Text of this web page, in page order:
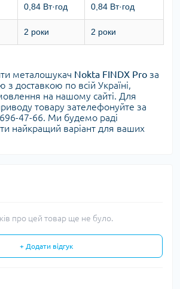
0,84 Вт·год 0,84 Вт·год
2 роки 2 роки
металошукач Nokta FINDX Pro за
з доставкою по всій Україні,
на нашому сайті. Для
товару зателефонуйте за
47-66. Ми будемо раді
найкращий варіант для ваших
про цей товар ще не було.
+ Додати відгук